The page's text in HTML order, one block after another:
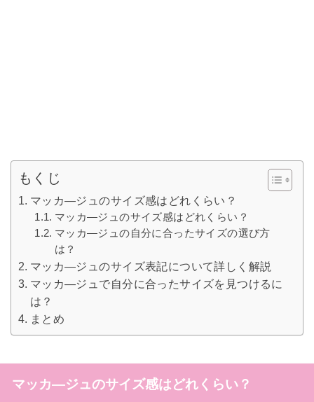
もくじ
マッカ―ジュのサイズ感はどれくらい？
マッカ―ジュのサイズ感はどれくらい？
マッカ―ジュの自分に合ったサイズの選び方
は？
マッカ―ジュのサイズ表記について詳しく解説
マッカ―ジュで自分に合ったサイズを見つけるに
は？
まとめ
マッカ―ジュのサイズ感はどれくらい？